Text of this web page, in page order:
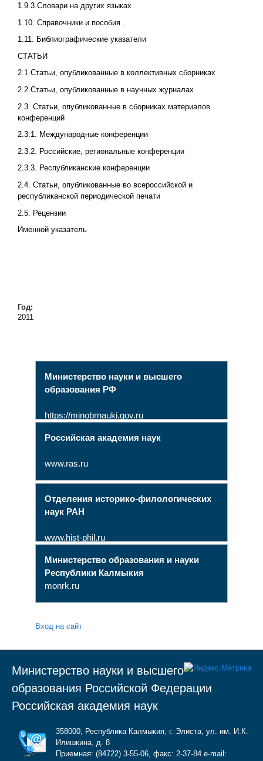
1.9.3.Словари на других языках
1.10. Справочники и пособия .
1.11. Библиографические указатели
СТАТЬИ
2.1.Статьи, опубликованные в коллективных сборниках
2.2.Статьи, опубликованные в научных журналах
2.3. Статьи, опубликованные в сборниках материалов
конференций
2.3.1. Международные конференции
2.3.2. Российские, региональные конференции
2.3.3. Республиканские конференции
2.4. Статьи, опубликованные во всероссийской и
республиканской периодической печати
2.5. Рецензии
Именной указатель
Год:
2011
Министерство науки и высшего
образования РФ
https://minobrnauki.gov.ru
Российская академия наук
www.ras.ru
Отделения историко-филологических
наук РАН
www.hist-phil.ru
Министерство образования и науки
Республики Калмыкия
monrk.ru
Вход на сайт
Министерство науки и высшего
образования Российской Федерации
Российская академия наук
358000, Республика Калмыкия, г. Элиста, ул. им. И.К.
Илишкина, д. 8
Приемная: (84722) 3-55-06, факс: 2-37-84 e-mail: